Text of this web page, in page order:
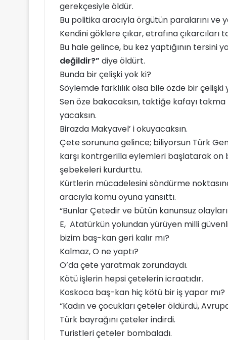
gerekçesiyle öldür.
Bu politika aracıyla örgütün paralarını ve
Kendini göklere çıkar, etrafına
Bu hale gelince, bu kez yaptığının tersini
değildir?” diye öldürt.
Bunda bir çelişki yok ki?
Söylemde farklılık olsa bile özde bir çelişki
Sen öze bakacaksın, taktiğe kafayı takma
yacaksın.
Birazda Makyavel’ i okuyacaksın.
Çete sorununa gelince; biliyorsun Türk
karşı kontrgerilla eylemleri başlatarak
şebekeleri kurdurttu.
Kürtlerin mücadelesini söndürme
aracıyla komu oyuna yansıttı.
“Bunlar Çetedir ve bütün kanunsuz
E, Atatürkün yolundan yürüyen milli
bizim baş-kan geri kalır mı?
Kalmaz, O ne yaptı?
O’da çete yaratmak zorundaydı.
Kötü işlerin hepsi çetelerin icraatıdır.
Koskoca baş-kan hiç kötü bir iş yapar mı?
“Kadın ve çocukları çeteler öldürdü,
Türk bayrağını çeteler indirdi.
Turistleri çeteler bombaladı.